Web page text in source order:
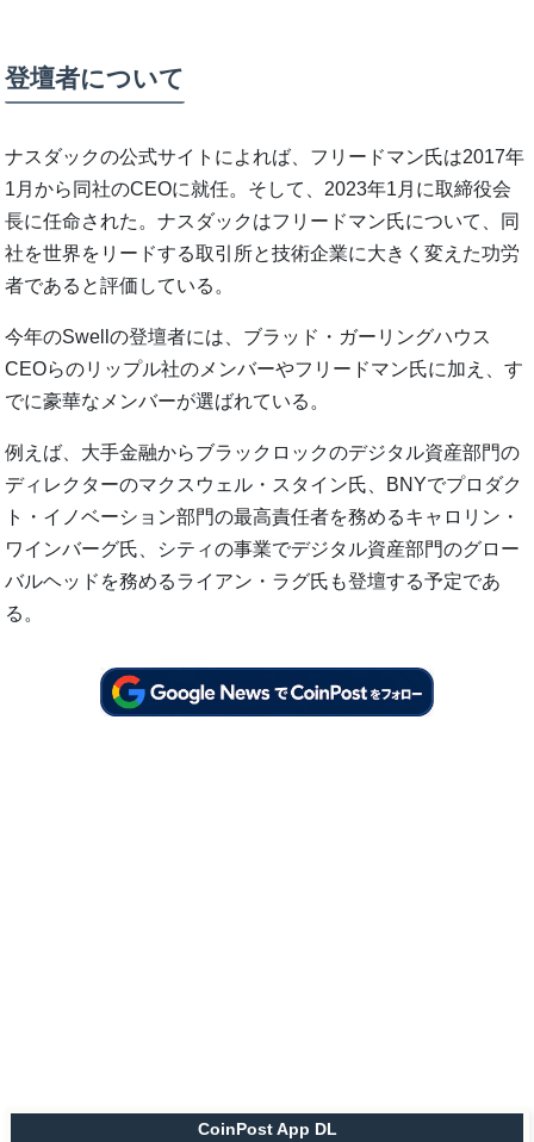
登壇者について
ナスダックの公式サイトによれば、フリードマン氏は2017年
1月から同社のCEOに就任。そして、2023年1月に取締役会
長に任命された。ナスダックはフリードマン氏について、同
社を世界をリードする取引所と技術企業に大きく変えた功労
者であると評価している。
今年のSwellの登壇者には、ブラッド・ガーリングハウス
CEOらのリップル社のメンバーやフリードマン氏に加え、す
でに豪華なメンバーが選ばれている。
例えば、大手金融からブラックロックのデジタル資産部門の
ディレクターのマクスウェル・スタイン氏、BNYでプロダク
ト・イノベーション部門の最高責任者を務めるキャロリン・
ワインバーグ氏、シティの事業でデジタル資産部門のグロー
バルヘッドを務めるライアン・ラグ氏も登壇する予定であ
る。
CoinPost App DL